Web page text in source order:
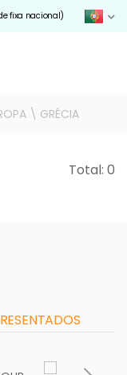
fixa nacional)
\ GRÉCIA
Total: 0